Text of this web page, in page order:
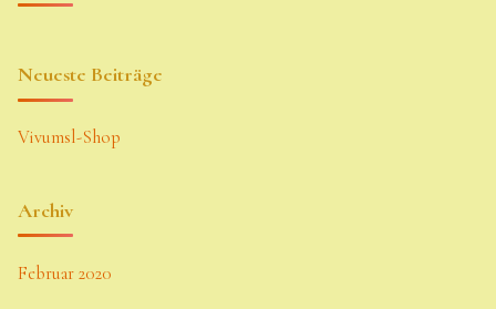
Neueste Beiträge
Vivumsl-Shop
Archiv
Februar 2020